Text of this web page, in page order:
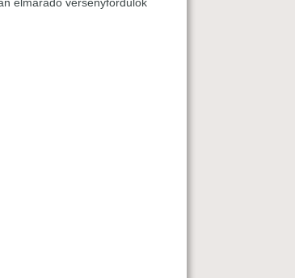
elmaradó versenyfordulók